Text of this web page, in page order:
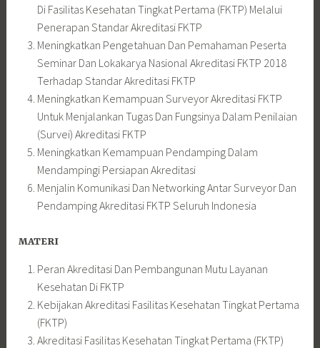
Di Fasilitas Kesehatan Tingkat Pertama (FKTP) Melalui
Penerapan Standar Akreditasi FKTP
Meningkatkan Pengetahuan Dan Pemahaman Peserta
Seminar Dan Lokakarya Nasional Akreditasi FKTP 2018
Terhadap Standar Akreditasi FKTP
Meningkatkan Kemampuan Surveyor Akreditasi FKTP
Untuk Menjalankan Tugas Dan Fungsinya Dalam Penilaian
(Survei) Akreditasi FKTP
Meningkatkan Kemampuan Pendamping Dalam
Mendampingi Persiapan Akreditasi
Menjalin Komunikasi Dan Networking Antar Surveyor Dan
Pendamping Akreditasi FKTP Seluruh Indonesia
MATERI
Peran Akreditasi Dan Pembangunan Mutu Layanan
Kesehatan Di FKTP
Kebijakan Akreditasi Fasilitas Kesehatan Tingkat Pertama
(FKTP)
Akreditasi Fasilitas Kesehatan Tingkat Pertama (FKTP)